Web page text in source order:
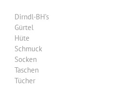
Dirndl-BH’s
Gürtel
Hüte
Schmuck
Socken
Taschen
Tücher